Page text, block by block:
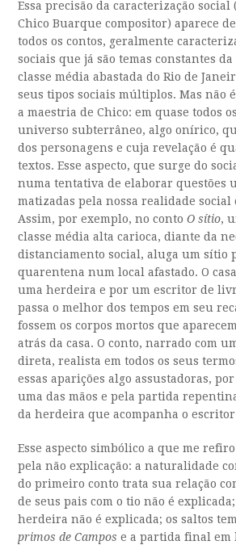
Essa precisão da caracterização
Chico Buarque compositor) aparece
todos os contos, geralmente
sociais que já são temas constantes
classe média abastada do Rio de
seus tipos sociais múltiplos. Mas não
a maestria de Chico: em quase todos
universo subterrâneo, algo onírico,
dos personagens e cuja revelação é
textos. Esse aspecto, que surge do
numa tentativa de elaborar questões
matizadas pela nossa realidade social
Assim, por exemplo, no contoO sítio,
classe média alta carioca, diante da
distanciamento social, aluga um sítio
quarentena num local afastado. O
uma herdeira e por um escritor de
passa o melhor dos tempos em seu
fossem os corpos mortos que
atrás da casa. O conto, narrado com
direta, realista em todos os seus
essas aparições algo assustadoras,
uma das mãos e pela partida
da herdeira que acompanha o
Esse aspecto simbólico a que me
pela não explicação: a naturalidade
do primeiro conto trata sua relação
de seus pais com o tio não é
herdeira não é explicada; os saltos
primos de Campos e a partida final em